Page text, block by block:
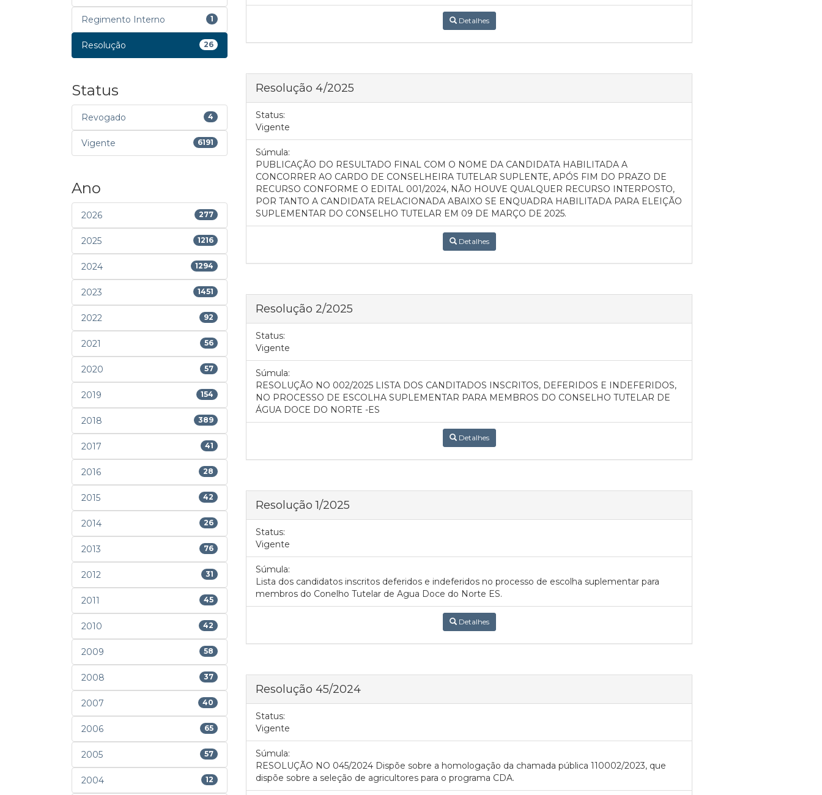
Regimento Interno 1
Resolução 26
Status
Revogado 4
Vigente 6191
Ano
2026 277
2025 1216
2024 1294
2023 1451
2022 92
2021 56
2020 57
2019 154
2018 389
2017 41
2016 28
2015 42
2014 26
2013 76
2012 31
2011 45
2010 42
2009 58
2008 37
2007 40
2006 65
2005 57
2004 12
Detalhes
Resolução 4/2025
Status:
Vigente
Súmula:
PUBLICAÇÃO DO RESULTADO FINAL COM O NOME DA CANDIDATA HABILITADA A
CONCORRER AO CARDO DE CONSELHEIRA TUTELAR SUPLENTE, APÓS FIM DO PRAZO DE
RECURSO CONFORME O EDITAL 001/2024, NÃO HOUVE QUALQUER RECURSO INTERPOSTO,
POR TANTO A CANDIDATA RELACIONADA ABAIXO SE ENQUADRA HABILITADA PARA ELEIÇÃO
SUPLEMENTAR DO CONSELHO TUTELAR EM 09 DE MARÇO DE 2025.
Detalhes
Resolução 2/2025
Status:
Vigente
Súmula:
RESOLUÇÃO NO 002/2025 LISTA DOS CANDITADOS INSCRITOS, DEFERIDOS E INDEFERIDOS,
NO PROCESSO DE ESCOLHA SUPLEMENTAR PARA MEMBROS DO CONSELHO TUTELAR DE
ÁGUA DOCE DO NORTE -ES
Detalhes
Resolução 1/2025
Status:
Vigente
Súmula:
Lista dos candidatos inscritos deferidos e indeferidos no processo de escolha suplementar para
membros do Conelho Tutelar de Agua Doce do Norte ES.
Detalhes
Resolução 45/2024
Status:
Vigente
Súmula:
RESOLUÇÃO NO 045/2024 Dispõe sobre a homologação da chamada pública 110002/2023, que
dispõe sobre a seleção de agricultores para o programa CDA.